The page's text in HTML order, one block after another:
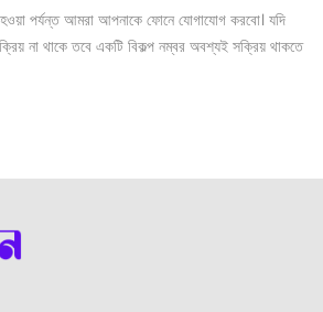
পর্যন্ত আমরা আপনাকে ফোনে যোগাযোগ করবো। যদি
না থাকে তবে একটি বিকল্প নম্বর অবশ্যই সক্রিয় থাকতে